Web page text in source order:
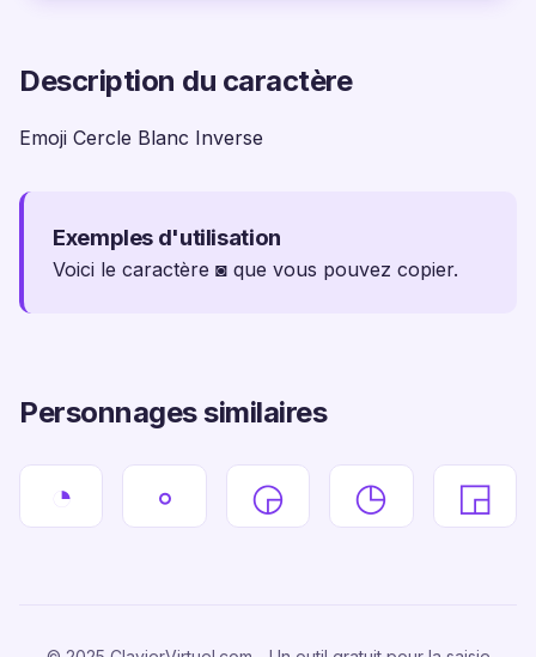
Description du caractère
Emoji Cercle Blanc Inverse
Exemples d'utilisation
Voici le caractère ◙ que vous pouvez copier.
Personnages similaires
◔ ◦ ◶ ◷ ◲